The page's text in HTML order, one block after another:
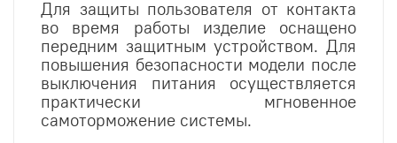
Для защиты пользователя от контакта
во время работы изделие оснащено
передним защитным устройством. Для
повышения безопасности модели после
выключения питания осуществляется
практически мгновенное
самоторможение системы.